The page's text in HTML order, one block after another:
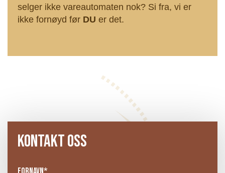
selger ikke vareautomaten nok? Si fra, vi er
ikke fornøyd før DU er det.
KONTAKT OSS